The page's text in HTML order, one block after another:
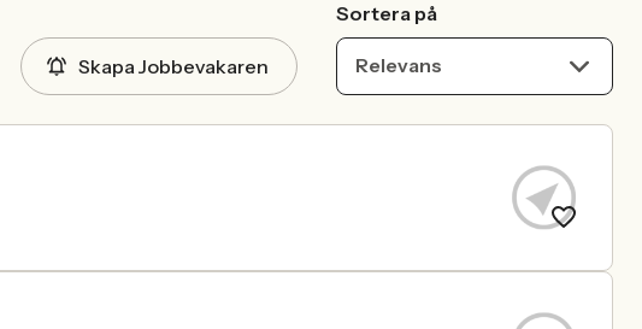
Skapa Jobbevakaren
Sortera på
Relevans